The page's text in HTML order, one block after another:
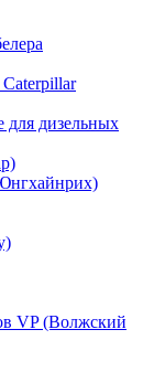
для дизельных
VP (Волжский